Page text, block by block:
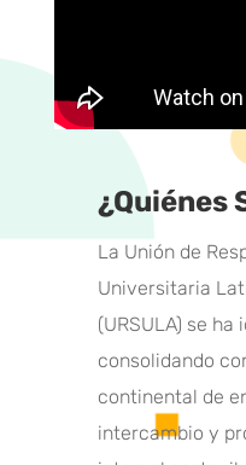
¿Quiénes
La Unión de
Universitaria
(URSULA) se
consolidando
continental de
intercambio y